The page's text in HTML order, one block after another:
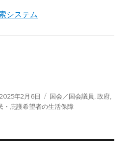
システム
投
2025年2月6日
カ
テ
国会／国会議員 ,政府
・庇護希望者の生活保障